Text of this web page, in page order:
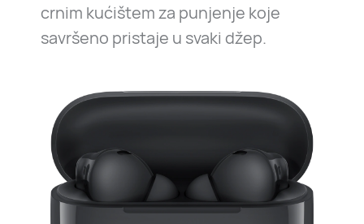
crnim kućištem za punjenje koje
savršeno pristaje u svaki džep.